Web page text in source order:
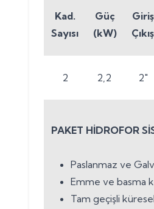
Kad.
Sayısı
Güç
(kW)
Giriş
Çıkış
2 2,2 2"
PAKET HİDROFOR
Paslanmaz ve
Emme ve basma
Tam geçişli